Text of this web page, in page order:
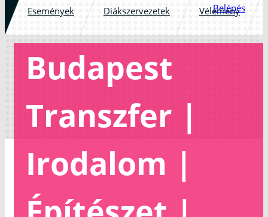
Események Diákszervezetek Vélemény
Belépés
Budapest
Transzfer |
Irodalom |